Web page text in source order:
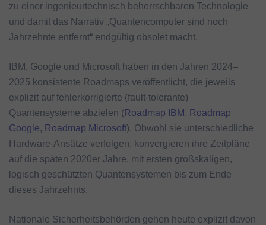
zu einer ingenieurtechnisch beherrschbaren Technologie
und damit das Narrativ „Quantencomputer sind noch
Jahrzehnte entfernt“ endgültig obsolet macht.
IBM, Google und Microsoft haben in den Jahren 2024–
2025 konsistente Roadmaps veröffentlicht, die jeweils
explizit auf fehlerkorrigierte (fault‑tolerante)
Quantensysteme abzielen (Roadmap IBM , Roadmap
Google, Roadmap Microsoft). Obwohl sie unterschiedliche
Hardware‑Ansätze verfolgen, konvergieren ihre Zeitpläne
auf die späten 2020er Jahre, mit ersten großskaligen,
logisch geschützten Quantensystemen bis zum Ende
dieses Jahrzehnts.
Nationale Sicherheitsbehörden gehen heute explizit davon